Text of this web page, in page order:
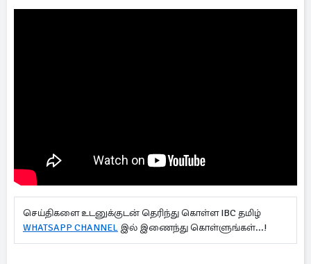
செய்திகளை உடனுக்குடன் தெரிந்து கொள்ள IBC தமிழ்
WHATSAPP CHANNEL இல் இணைந்து கொள்ளுங்கள்...!